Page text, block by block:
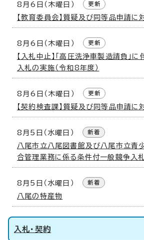
8月6日（木曜日） 更新
【教育委員会】質疑及び同等品申請に
8月6日（木曜日） 更新
【入札中止】「高圧洗浄車製造請負」
入札の実施（令和8年度）
8月6日（木曜日） 更新
【契約検査課】質疑及び同等品申請に
8月5日（水曜日） 新着
八尾市立八尾図書館及び八尾市立青
合管理業務に係る条件付一般競争入
8月5日（水曜日） 新着
八尾の特産物
入札・契約